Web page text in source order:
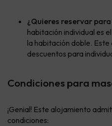
¿Quieres reservar
habitación individual es
la habitación doble.
descuentos para
Condiciones para
¡Genial! Este alojamiento
condiciones: